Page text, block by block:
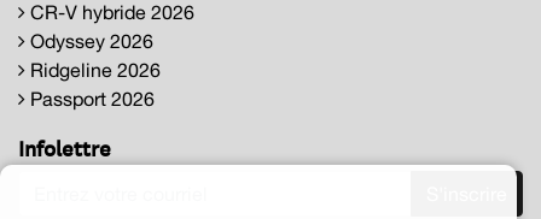
CR-V hybride 2026
Odyssey 2026
Ridgeline 2026
Passport 2026
Infolettre